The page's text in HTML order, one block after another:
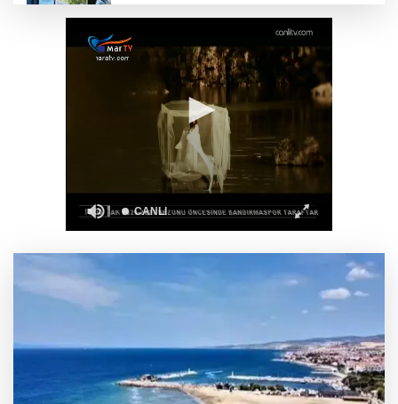
Gürsel Tekin’den 'tutarlılık' mesajı... Tarihi
meselelerde pusula net olmalı
Bakan Göktaş: Terörsüz Türkiye tarihi bir
Yapay zekada onlarca uygulamanın yerini tek
asistan alabilir